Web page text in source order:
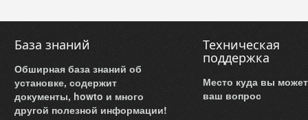
База знаний
Обширная база знаний об
установке, содержит
документы, howto и много
другой полезной информации!
Техническая
поддержка
Место куда вы
ваш вопрос